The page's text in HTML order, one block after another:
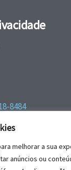
melhorar a sua
anúncios ou
8484
8484